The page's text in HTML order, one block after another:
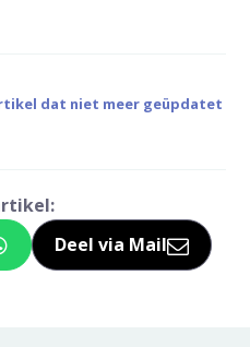
dat niet meer geüpdatet
Whatsapp
Deel via Mail
Delen via de